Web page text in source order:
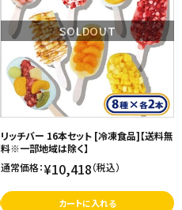
SOLDOUT
リッチバー 16本セット [冷凍食品]【送料無
料※一部地域は除く】
通常価格：¥10,418（税込）
カートに入れる